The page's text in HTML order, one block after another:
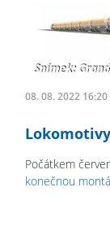
08. 08. 2022 16:20
Počátkem
konečnou